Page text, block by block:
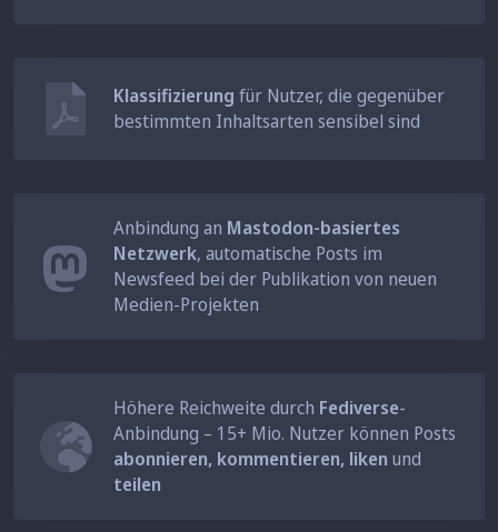
Klassifizierung für Nutzer, die gegenüber
bestimmten Inhaltsarten sensibel sind
Anbindung an Mastodon-basiertes
Netzwerk, automatische Posts im
Newsfeed bei der Publikation von neuen
Medien-Projekten
Höhere Reichweite durch Fediverse-
Anbindung – 15+ Mio. Nutzer können Posts
abonnieren, kommentieren, liken und
teilen